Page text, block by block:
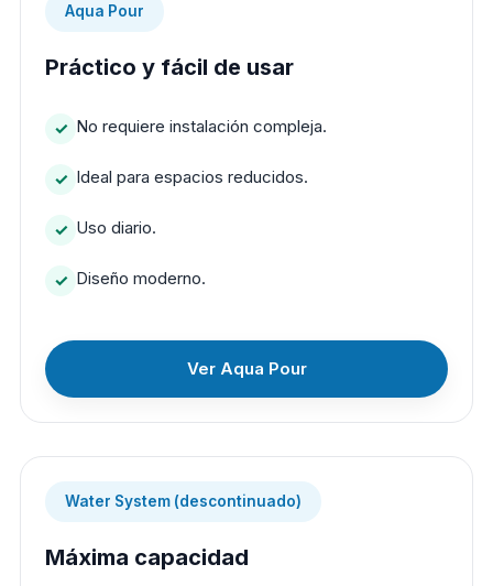
Aqua Pour
Práctico y fácil de usar
No requiere instalación compleja.
Ideal para espacios reducidos.
Uso diario.
Diseño moderno.
Ver Aqua Pour
Water System (descontinuado)
Máxima capacidad